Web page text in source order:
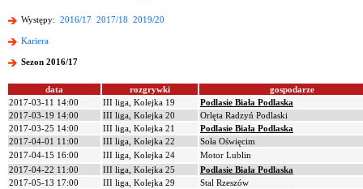
Występy: 2016/17 2017/18 2019/20
Kariera
Sezon 2016/17
data rozgrywki
gospodarze
2017-03-11 14:00
III liga, Kolejka 19
Podlasie Biała Podlaska
2017-03-19 14:00
III liga, Kolejka 20
Orlęta Radzyń Podlaski
2017-03-25 14:00
III liga, Kolejka 21
Podlasie Biała Podlaska
2017-04-01 11:00
III liga, Kolejka 22
Soła Oświęcim
2017-04-15 16:00
III liga, Kolejka 24
Motor Lublin
2017-04-22 11:00
III liga, Kolejka 25
Podlasie Biała Podlaska
2017-05-13 17:00
III liga, Kolejka 29
Stal Rzeszów